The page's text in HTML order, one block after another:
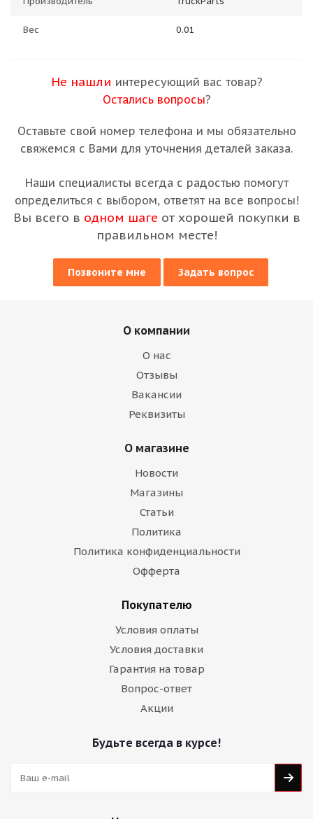
Вес 0.01
Не нашли интересующий вас товар?
Остались вопросы?
Оставьте свой номер телефона и мы обязательно
свяжемся с Вами для уточнения деталей заказа.
Наши специалисты всегда с радостью помогут
определиться с выбором, ответят на все вопросы!
Вы всего в одном шаге от хорошей покупки в
правильном месте!
Позвоните мне Задать вопрос
О компании
О нас
Отзывы
Вакансии
Реквизиты
О магазине
Новости
Магазины
Статьи
Политика
Политика конфиденциальности
Офферта
Покупателю
Условия оплаты
Условия доставки
Гарантия на товар
Вопрос-ответ
Акции
Будьте всегда в курсе!